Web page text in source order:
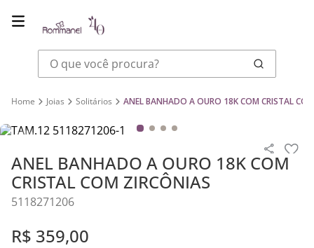
O que você procura?
Joias Solitários ANEL BANHADO A OURO 18K COM CRISTAL
ANEL BANHADO A OURO 18K COM
CRISTAL COM ZIRCÔNIAS
5118271206
R$ 359,00